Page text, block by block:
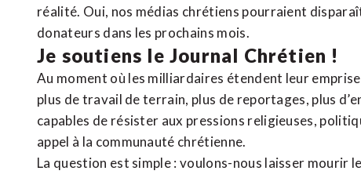
réalité. Oui, nos médias chrétiens pourraient
donateurs dans les prochains mois.
Je soutiens le Journal Chrétien !
Au moment où les milliardaires étendent leur
plus de travail de terrain, plus de reportages, plus
capables de résister aux pressions religieuses,
appel à la communauté chrétienne.
La question est simple : voulons-nous laisser mourir